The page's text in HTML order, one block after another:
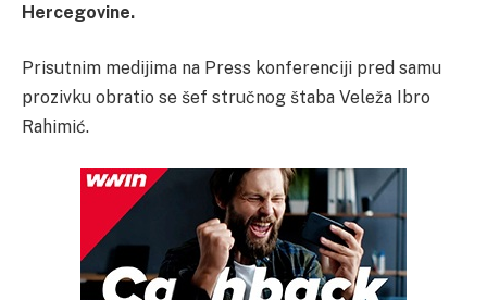
Hercegovine.
Prisutnim medijima na Press konferenciji pred samu
prozivku obratio se šef stručnog štaba Veleža Ibro
Rahimić.